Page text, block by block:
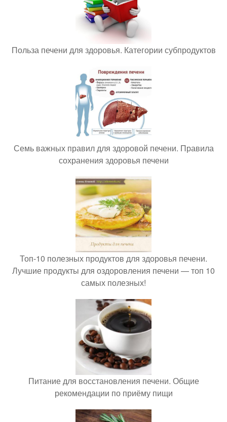
Польза печени для здоровья. Категории субпродуктов
Семь важных правил для здоровой печени. Правила
сохранения здоровья печени
Топ-10 полезных продуктов для здоровья печени.
Лучшие продукты для оздоровления печени — топ 10
самых полезных!
Питание для восстановления печени. Общие
рекомендации по приёму пищи